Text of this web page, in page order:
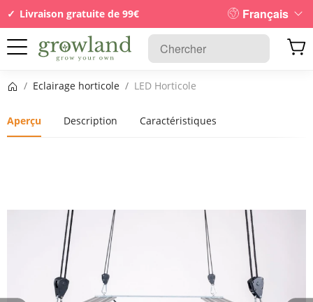
Livraison gratuite de 99€ Français
Page d’accueil
/ Eclairage horticole / LED Horticole
Aperçu Description Caractéristiques